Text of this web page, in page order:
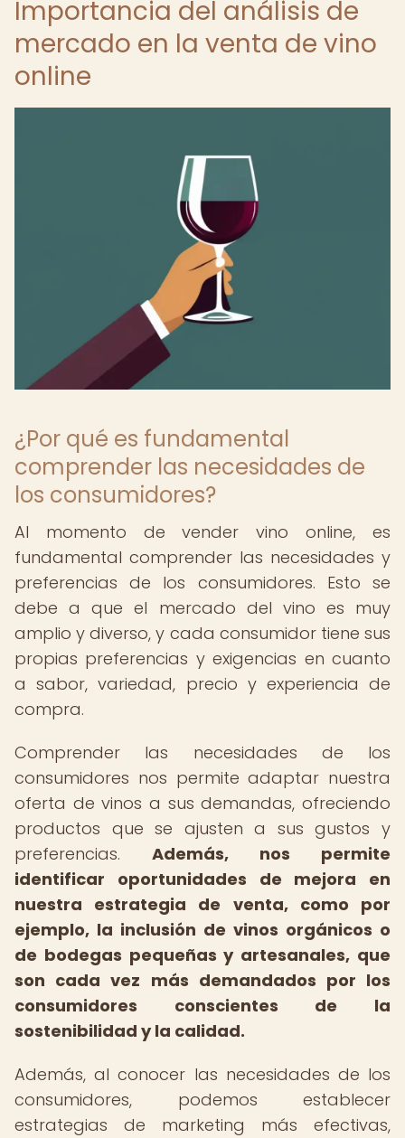
Importancia del análisis de
mercado en la venta de vino
online
¿Por qué es fundamental
comprender las necesidades de
los consumidores?
Al momento de vender vino online, es
fundamental comprender las necesidades y
preferencias de los consumidores. Esto se
debe a que el mercado del vino es muy
amplio y diverso, y cada consumidor tiene sus
propias preferencias y exigencias en cuanto
a sabor, variedad, precio y experiencia de
compra.
Comprender las necesidades de los
consumidores nos permite adaptar nuestra
oferta de vinos a sus demandas, ofreciendo
productos que se ajusten a sus gustos y
preferencias. Además, nos permite
identificar oportunidades de mejora en
nuestra estrategia de venta, como por
ejemplo, la inclusión de vinos orgánicos o
de bodegas pequeñas y artesanales, que
son cada vez más demandados por los
consumidores conscientes de la
sostenibilidad y la calidad.
Además, al conocer las necesidades de los
consumidores, podemos establecer
estrategias de marketing más efectivas,